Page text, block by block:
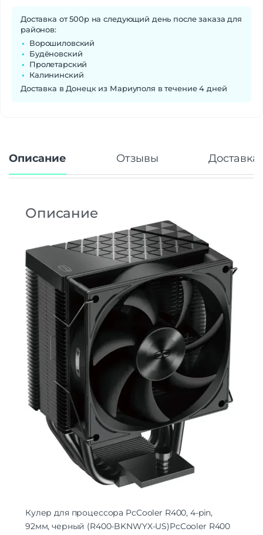
Доставка от 500р на следующий день после заказа для
районов:
Ворошиловский
Будёновский
Пролетарский
Калининский
Доставка в Донецк из Мариуполя в течение 4 дней
Описание Отзывы Доставка
Описание
Кулер для процессора PcCooler R400, 4-pin,
92мм, черный (R400-BKNWYX-US)PcCooler R400